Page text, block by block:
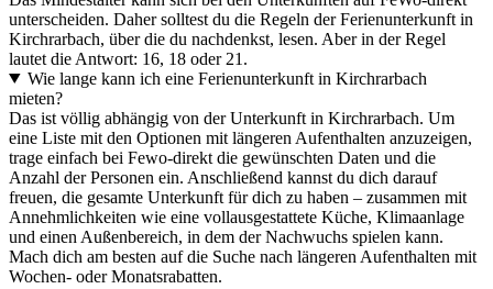
unterscheiden. Daher solltest du die Regeln der Ferienunterkunft in
Kirchrarbach, über die du nachdenkst, lesen. Aber in der Regel
lautet die Antwort: 16, 18 oder 21.
Wie lange kann ich eine Ferienunterkunft in Kirchrarbach
mieten?
Das ist völlig abhängig von der Unterkunft in Kirchrarbach. Um
eine Liste mit den Optionen mit längeren Aufenthalten anzuzeigen,
trage einfach bei Fewo-direkt die gewünschten Daten und die
Anzahl der Personen ein. Anschließend kannst du dich darauf
freuen, die gesamte Unterkunft für dich zu haben – zusammen mit
Annehmlichkeiten wie eine vollausgestattete Küche, Klimaanlage
und einen Außenbereich, in dem der Nachwuchs spielen kann.
Mach dich am besten auf die Suche nach längeren Aufenthalten mit
Wochen- oder Monatsrabatten.